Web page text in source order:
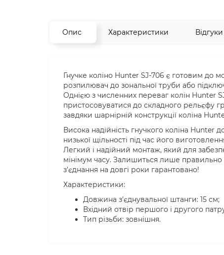
Опис Характеристики Відгуки
Гнучке коліно Hunter SJ-706 є готовим до
розпилювач до зональної труби або
Однією з численних переваг колін Hunter
пристосовуватися до складного рельєфу
завдяки шарнірній конструкції коліна
Висока надійність гнучкого коліна Hunter
низької щільності під час його
Легкий і надійний монтаж, який для
мінімум часу. Залишиться лише правильно
з'єднання на довгі роки гарантовано!
Характеристики:
Довжина з'єднувальної штанги: 15 см;
Вхідний отвір першого і другого
Тип різьби: зовнішня.